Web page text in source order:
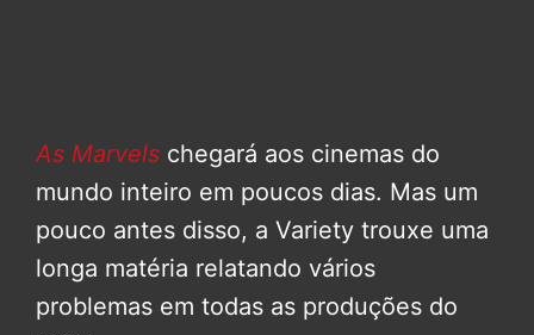
As Marvels chegará aos cinemas do
mundo inteiro em poucos dias. Mas um
pouco antes disso, a Variety trouxe uma
longa matéria relatando vários
problemas em todas as produções do